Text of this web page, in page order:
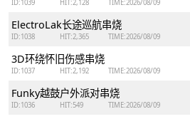
ID:1039 HIT:2,128 TIME:2026/08/09
ElectroLak长途巡航串烧
ID:1038 HIT:2,365 TIME:2026/08/09
3D环绕怀旧伤感串烧
ID:1037 HIT:2,192 TIME:2026/08/09
Funky越鼓户外派对串烧
ID:1036 HIT:549 TIME:2026/08/09